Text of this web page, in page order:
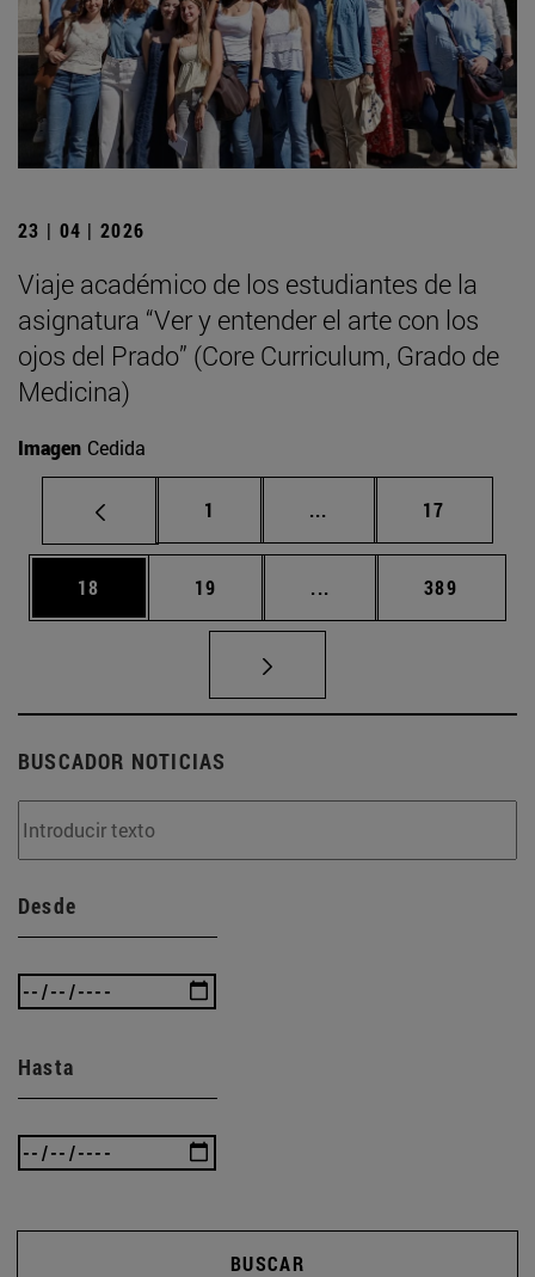
23 | 04 | 2026
Viaje académico de los estudiantes de la
asignatura “Ver y entender el arte con los
ojos del Prado” (Core Curriculum, Grado de
Medicina)
Imagen Cedida
Página
1 ... Páginas intermedias
Página
17
Página
18 Página
19 ... Páginas intermedias
Página
389
BUSCADOR NOTICIAS
Desde
Hasta
BUSCAR